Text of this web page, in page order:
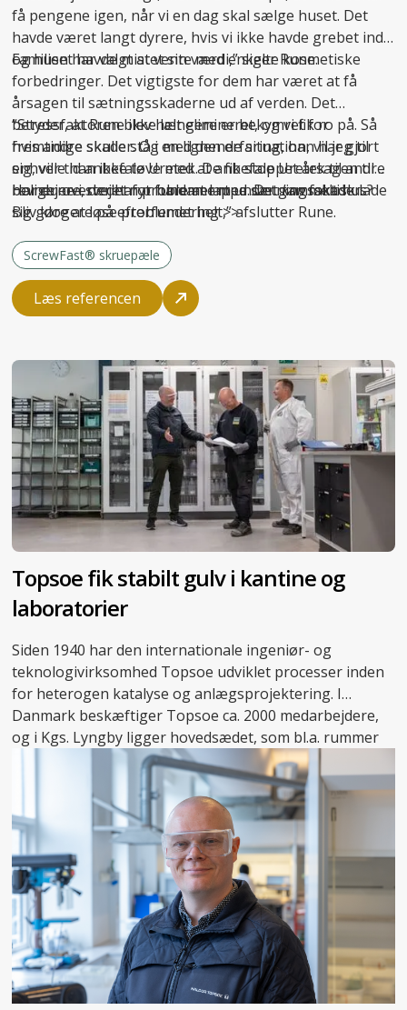
få pengene igen, når vi en dag skal sælge huset. Det
havde været langt dyrere, hvis vi ikke havde grebet ind
og huset havde mistet sin værdi,” siger Rune.
Familien har valgt at vente med enkelte kosmetiske
forbedringer. Det vigtigste for dem har været at få
årsagen til sætningsskaderne ud af verden. Det
betyder, at Rune ikke længere er bekymret for
fremtidige skader. Og med den erfaring, han har gjort
sig, ville han ikke tøve med at anbefale Uretek til andre
boligejere, der har problemer med sætningsskader.
“Stressfaktoren blev helt elimineret, og vi fik ro på. Så
hvis andre skulle stå i en lignende situation, vil jeg til
enhver tid anbefale Uretek. De fik stoppet årsagen til
revnerne i stedet for bare at lappe. Detkanfaktisk lade
sig gøre at løse problemet helt,” afslutter Rune.
Har du overvejet nyt fundament under gammelt hus?
Bliv klogere påefterfundering >>
ScrewFast® skruepæle
Læs referencen
Topsoe fik stabilt gulv i kantine og
laboratorier
Siden 1940 har den internationale ingeniør- og
teknologivirksomhed Topsoe udviklet processer inden
for heterogen katalyse og anlægsprojektering. I
Danmark beskæftiger Topsoe ca. 2000 medarbejdere,
og i Kgs. Lyngby ligger hovedsædet, som bl.a. rummer
adskillige laboratorier, der danner rammen om
virksomhedens forskningsarbejde.